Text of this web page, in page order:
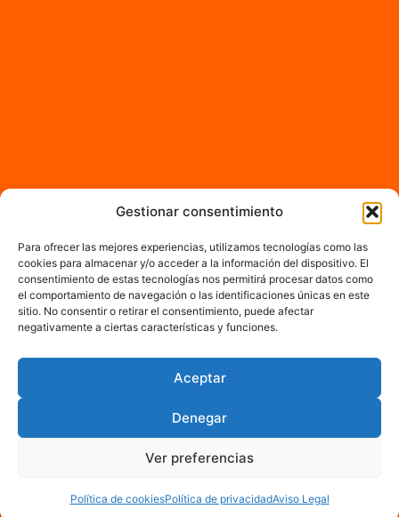
Gestionar consentimiento
Para ofrecer las mejores experiencias, utilizamos tecnologías como las
cookies para almacenar y/o acceder a la información del dispositivo. El
consentimiento de estas tecnologías nos permitirá procesar datos como
el comportamiento de navegación o las identificaciones únicas en este
sitio. No consentir o retirar el consentimiento, puede afectar
negativamente a ciertas características y funciones.
Aceptar
Denegar
Ver preferencias
Política de cookiesPolítica de privacidadAviso Legal